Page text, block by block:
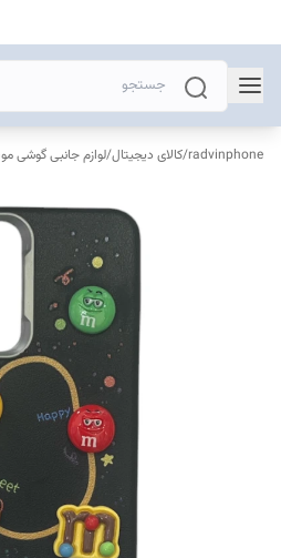
radvinphone
/کالای دیجیتال/لوازم جانبی گوشی